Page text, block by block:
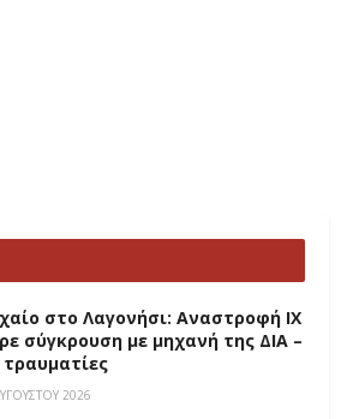
στο Λαγονήσι: Αναστροφή ΙΧ
σύγκρουση με μηχανή της ΔΙΑ –
2026